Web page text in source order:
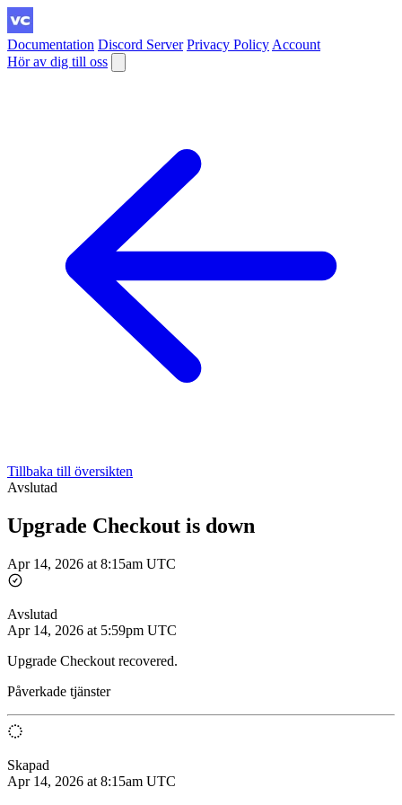
Documentation Discord Server Privacy Policy Account
Hör av dig till oss
Tillbaka till översikten
Avslutad
Upgrade Checkout is down
Apr 14, 2026 at 8:15am UTC
Avslutad
Apr 14, 2026 at 5:59pm UTC
Upgrade Checkout recovered.
Påverkade tjänster
Skapad
Apr 14, 2026 at 8:15am UTC